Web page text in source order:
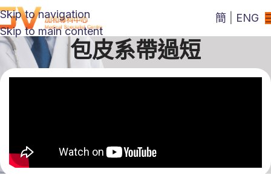
Skip to navigation
Skip to main content
簡 ENG
包皮系帶過短